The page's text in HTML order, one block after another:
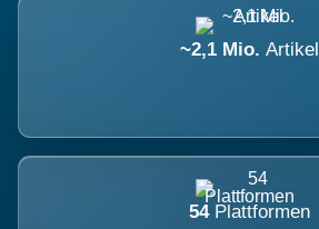
~2,1 Mio. Artikel
54 Plattformen